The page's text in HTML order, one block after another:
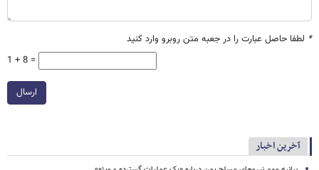
* لطفا حاصل عبارت را در جعبه متن روبرو وارد کنید
1 + 8 =
ارسال
آخرین اخبار